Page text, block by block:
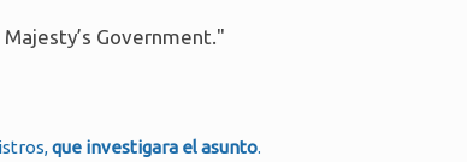
Government."
que investigara el asunto.